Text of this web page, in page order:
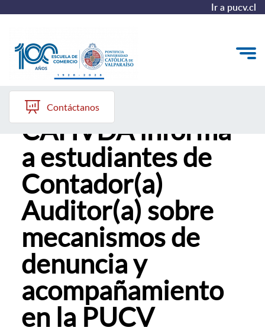
Ir a pucv.cl
Quiénes somos
Vinculación con el Medio
Formación Continua
Postgrados
Admisión
ALUMNI
Contáctanos
Comisión
CAHVDA informa
a estudiantes de
Contador(a)
Auditor(a) sobre
mecanismos de
denuncia y
acompañamiento
en la PUCV